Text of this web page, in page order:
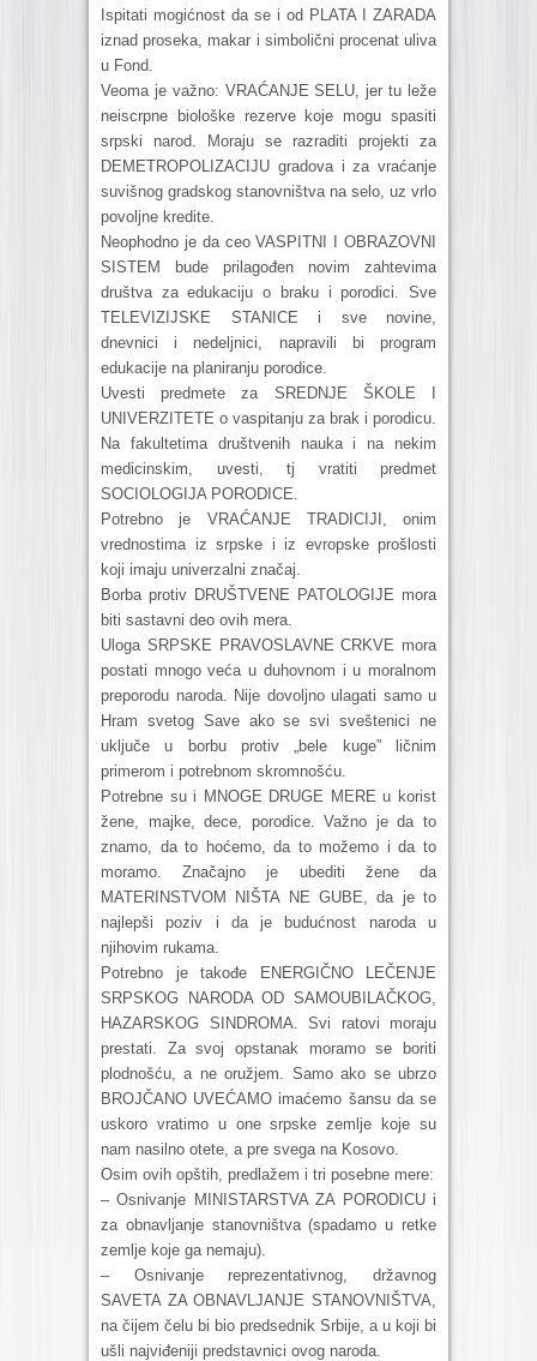
Ispitati mogićnost da se i od PLATA I ZARADA
iznad proseka, makar i simbolični procenat uliva
u Fond.
Veoma je važno: VRAĆANJE SELU, jer tu leže
neiscrpne biološke rezerve koje mogu spasiti
srpski narod. Moraju se razraditi projekti za
DEMETROPOLIZACIJU gradova i za vraćanje
suvišnog gradskog stanovništva na selo, uz vrlo
povoljne kredite.
Neophodno je da ceo VASPITNI I OBRAZOVNI
SISTEM bude prilagođen novim zahtevima
društva za edukaciju o braku i porodici. Sve
TELEVIZIJSKE STANICE i sve novine,
dnevnici i nedeljnici, napravili bi program
edukacije na planiranju porodice.
Uvesti predmete za SREDNJE ŠKOLE I
UNIVERZITETE o vaspitanju za brak i porodicu.
Na fakultetima društvenih nauka i na nekim
medicinskim, uvesti, tj vratiti predmet
SOCIOLOGIJA PORODICE.
Potrebno je VRAĆANJE TRADICIJI, onim
vrednostima iz srpske i iz evropske prošlosti
koji imaju univerzalni značaj.
Borba protiv DRUŠTVENE PATOLOGIJE mora
biti sastavni deo ovih mera.
Uloga SRPSKE PRAVOSLAVNE CRKVE mora
postati mnogo veća u duhovnom i u moralnom
preporodu naroda. Nije dovoljno ulagati samo u
Hram svetog Save ako se svi sveštenici ne
uključe u borbu protiv „bele kuge” ličnim
primerom i potrebnom skromnošću.
Potrebne su i MNOGE DRUGE MERE u korist
žene, majke, dece, porodice. Važno je da to
znamo, da to hoćemo, da to možemo i da to
moramo. Značajno je ubediti žene da
MATERINSTVOM NIŠTA NE GUBE, da je to
najlepši poziv i da je budućnost naroda u
njihovim rukama.
Potrebno je takođe ENERGIČNO LEČENJE
SRPSKOG NARODA OD SAMOUBILAČKOG,
HAZARSKOG SINDROMA. Svi ratovi moraju
prestati. Za svoj opstanak moramo se boriti
plodnošću, a ne oružjem. Samo ako se ubrzo
BROJČANO UVEĆAMO imaćemo šansu da se
uskoro vratimo u one srpske zemlje koje su
nam nasilno otete, a pre svega na Kosovo.
Osim ovih opštih, predlažem i tri posebne mere:
– Osnivanje MINISTARSTVA ZA PORODICU i
za obnavljanje stanovništva (spadamo u retke
zemlje koje ga nemaju).
– Osnivanje reprezentativnog, državnog
SAVETA ZA OBNAVLJANJE STANOVNIŠTVA,
na čijem čelu bi bio predsednik Srbije, a u koji bi
ušli najviđeniji predstavnici ovog naroda.